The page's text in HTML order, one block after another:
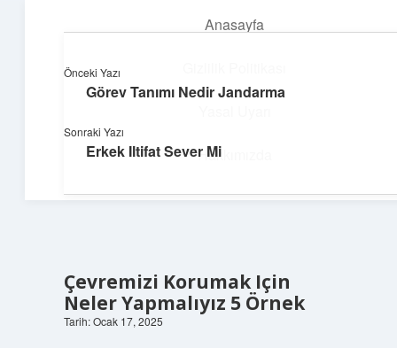
Anasayfa
Hakkımızda
Dijital dünyada keyifli bir macera!
Çevremizi Korumak Için
Neler Yapmalıyız 5 Örnek
Tarih: Ocak 17, 2025
Önceki Yazı
Görev Tanımı Nedir Jandarma
Sonraki Yazı
Erkek Iltifat Sever Mi